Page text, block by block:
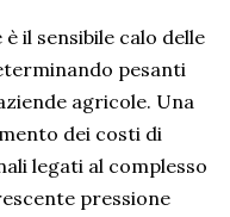
il sensibile calo delle
pesanti
agricole. Una
dei costi di
legati al complesso
pressione